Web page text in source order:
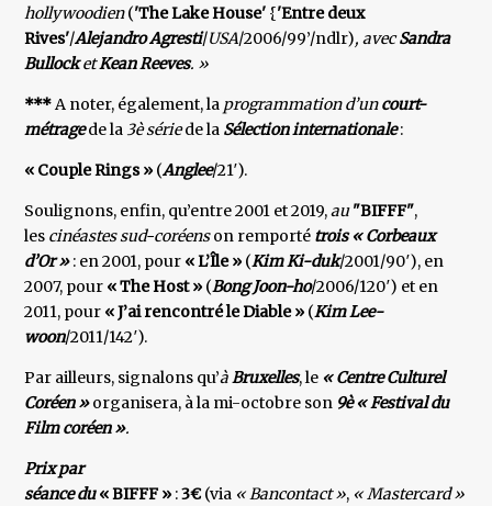
hollywoodien('The Lake House' {'Entre deux
Rives'/Alejandro Agresti/USA/2006/99’/ndlr), avecSandra
BullocketKean Reeves. »
***A noter, également, la programmation d’uncourt-
métragede la 3è sériede la Sélection internationale:
« Couple Rings » (Anglee/21′).
Soulignons, enfin, qu’entre 2001 et 2019,au"BIFFF",
les cinéastes sud-coréenson remporté trois « Corbeaux
d’Or »: en 2001, pour « L’Île » (Kim Ki-duk/2001/90′), en
2007, pour « The Host » (Bong Joon-ho/2006/120′) et en
2011, pour « J’ai rencontré le Diable » (Kim Lee-
woon/2011/142′).
Par ailleurs, signalons qu’àBruxelles, le « Centre Culturel
Coréen »organisera, à la mi-octobre son 9è « Festival du
Film coréen ».
Prix par
séance du« BIFFF » :3€ (via « Bancontact », « Mastercard »